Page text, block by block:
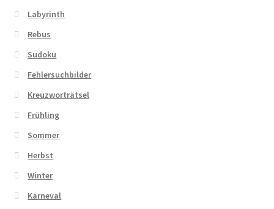
Labyrinth
Rebus
Sudoku
Fehlersuchbilder
Kreuzworträtsel
Frühling
Sommer
Herbst
Winter
Karneval